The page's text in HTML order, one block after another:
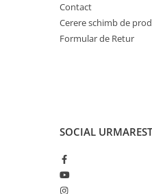
Contact
Cerere schimb de
Formular de Retur
SOCIAL